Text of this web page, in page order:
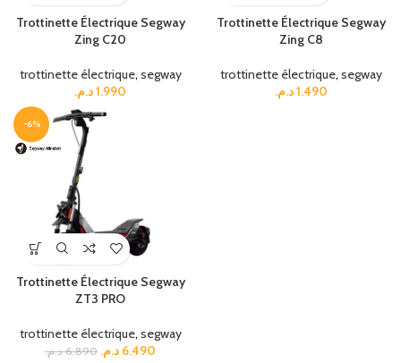
Trottinette Électrique Segway
Zing C20
trottinette électrique, segway
1.990د.م.
Trottinette Électrique Segway
Zing C8
trottinette électrique, segway
1.490د.م.
-6%
Trottinette Électrique Segway
ZT3 PRO
trottinette électrique, segway
6.890 د.م. 6.490 د.م.